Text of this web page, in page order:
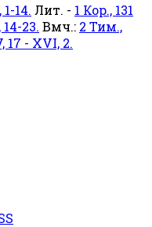
14. Лит. - 1 Кор., 131
23. Вмч.: 2 Тим.,
17 - XVI, 2.